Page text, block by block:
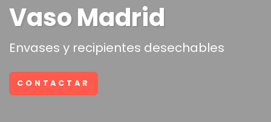
Vaso Madrid
Envases y recipientes desechables
CONTACTAR